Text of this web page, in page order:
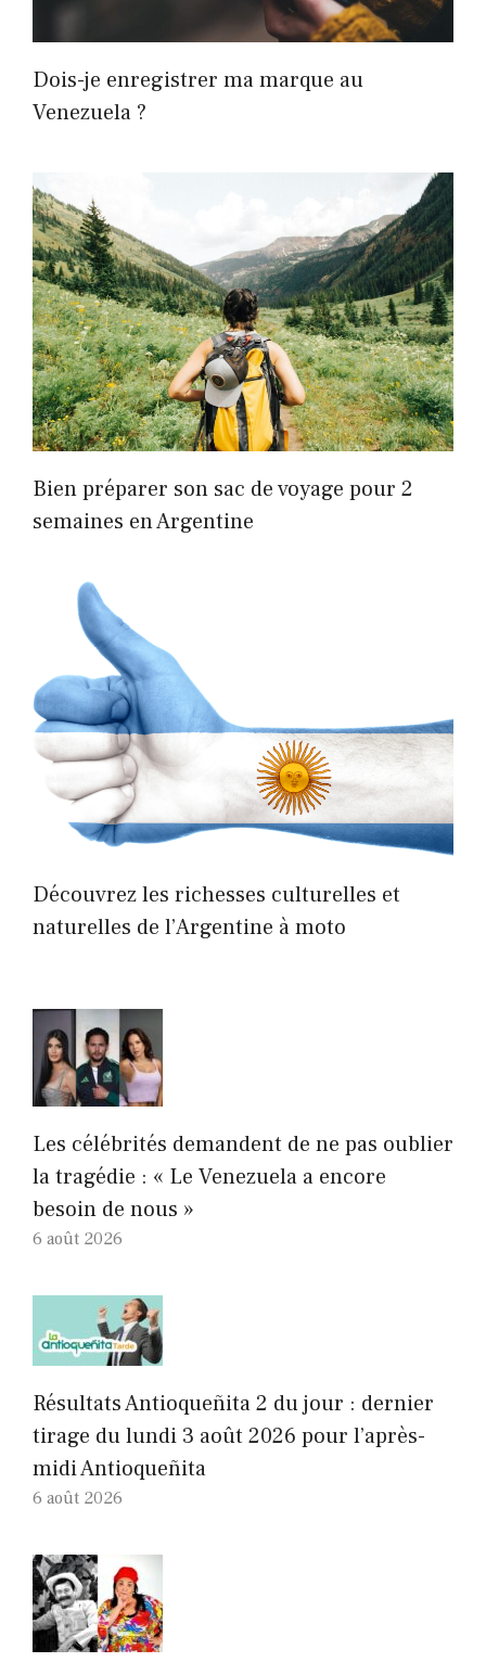
Dois-je enregistrer ma marque au
Venezuela ?
Bien préparer son sac de voyage pour 2
semaines en Argentine
Découvrez les richesses culturelles et
naturelles de l’Argentine à moto
Les célébrités demandent de ne pas oublier
la tragédie : « Le Venezuela a encore
besoin de nous »
6 août 2026
Résultats Antioqueñita 2 du jour : dernier
tirage du lundi 3 août 2026 pour l’après-
midi Antioqueñita
6 août 2026